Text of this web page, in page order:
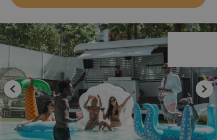
Los mejores hoteles para disfrutar de los
campos de golf de la comunidad valenciana